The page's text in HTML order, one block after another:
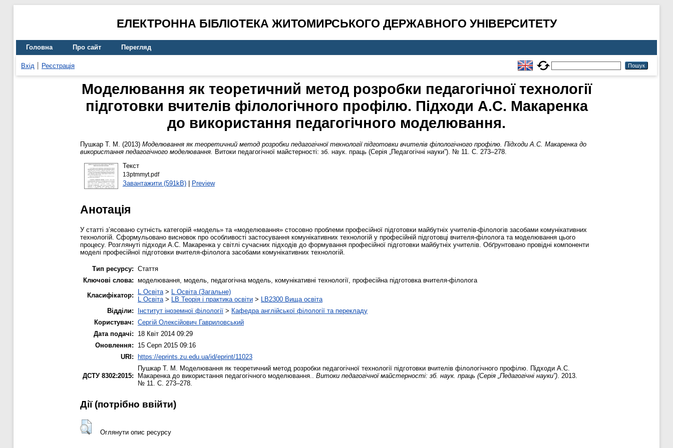
ЕЛЕКТРОННА БІБЛІОТЕКА ЖИТОМИРСЬКОГО ДЕРЖАВНОГО УНІВЕРСИТЕТУ
Головна Про сайт Перегляд
Вхід Реєстрація
Моделювання як теоретичний метод розробки педагогічної технології
підготовки вчителів філологічного профілю. Підходи А.С. Макаренка
до використання педагогічного моделювання.
Пушкар Т. М. (2013) Моделювання як теоретичний метод розробки педагогічної технології підготовки вчителів філологічного профілю. Підходи А.С. Макаренка до
використання педагогічного моделювання. Витоки педагогічної майстерності: зб. наук. праць (Серія „Педагогічні науки”). № 11. С. 273–278.
Текст
13ptmmyt.pdf
Завантажити (591kB)| Preview
Анотація
У статті з’ясовано сутність категорій «модель» та «моделювання» стосовно проблеми професійної підготовки майбутніх учителів-філологів засобами комунікативних
технологій. Сформульовано висновок про особливості застосування комунікативних технологій у професійній підготовці вчителя-філолога та моделювання цього
процесу. Розглянуті підходи А.С. Макаренка у світлі сучасних підходів до формування професійної підготовки майбутніх учителів. Обґрунтовано провідні компоненти
моделі професійної підготовки вчителя-філолога засобами комунікативних технологій.
Тип ресурсу: Стаття
Ключові слова: моделювання, модель, педагогічна модель, комунікативні технології, професійна підготовка вчителя-філолога
Класифікатор:
L Освіта > L Освіта (Загальне)
L Освіта > LB Теорія і практика освіти > LB2300 Вища освіта
Відділи:
Інститут іноземної філології > Кафедра англійської філології та перекладу
Користувач: Сергій Олексійович Гавриловський
Дата подачі:
18 Квіт 2014 09:29
Оновлення:
15 Серп 2015 09:16
URI: https://eprints.zu.edu.ua/id/eprint/11023
ДСТУ 8302:2015:
Пушкар Т. М.
Моделювання як теоретичний метод розробки педагогічної технології підготовки вчителів філологічного профілю. Підходи А.С.
Макаренка до використання педагогічного моделювання.. Витоки педагогічної майстерності: зб. наук. праць (Серія „Педагогічні науки”) . 2013.
№ 11. С. 273–278.
Дії ​​(потрібно ввійти)
Оглянути опис ресурсу